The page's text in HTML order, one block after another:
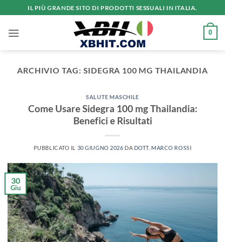
ai
contenuti
IL PIÙ GRANDE SITO DI PRODOTTI SESSUALI IN ITALIA.
0
ARCHIVIO TAG: SIDEGRA 100 MG THAILANDIA
SALUTE MASCHILE
Come Usare Sidegra 100 mg Thailandia:
Benefici e Risultati
PUBBLICATO IL 30 GIUGNO 2026 DA DOTT. MARCO ROSSI
30
Giu